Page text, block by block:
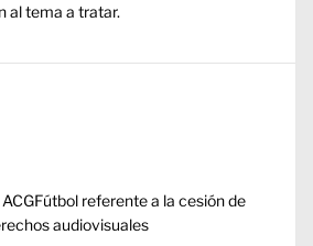
al tema a tratar.
referente a la cesión de
audiovisuales